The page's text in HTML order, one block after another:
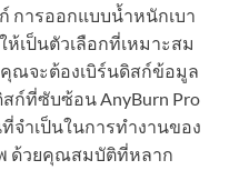
การออกแบบน้ำหนักเบา
เป็นตัวเลือกที่เหมาะสม
ณจะต้องเบิร์นดิสก์ข้อมูล
ก์ที่ซับซ้อน AnyBurn Pro
ำเป็นในการทำงานของ
ด้วยคุณสมบัติที่หลาก